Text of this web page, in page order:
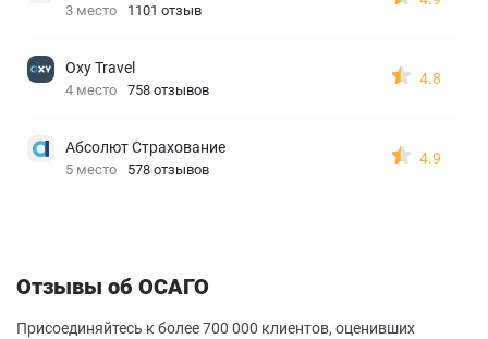
3 место 1101 отзыв
Oxy Travel
4 место 758 отзывов
4.8
Абсолют Страхование
5 место 578 отзывов
4.9
Отзывы об ОСАГО
Присоединяйтесь к более 700 000 клиентов, оценивших